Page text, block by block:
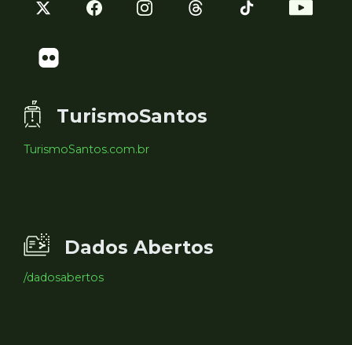
TurismoSantos
TurismoSantos.com.br
Dados Abertos
/dadosabertos